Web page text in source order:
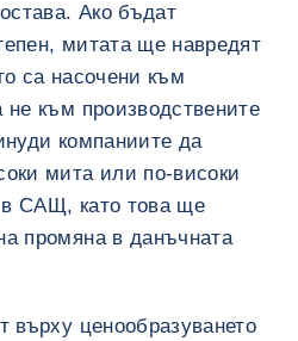
Ако бъдат
митата ще навредят
са насочени към
към производствените
компаниите да
мита или по-високи
САЩ, като това ще
промяна в данъчната
върху ценообразуването